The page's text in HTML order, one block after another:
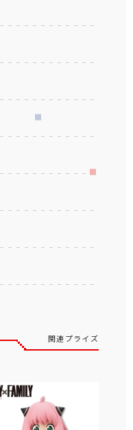
関連プライズ